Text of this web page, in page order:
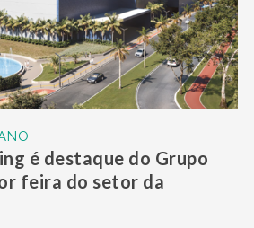
é destaque do Grupo
feira do setor da